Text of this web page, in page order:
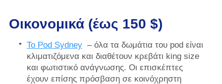
Οικονομικά (έως 150 $)
Το Pod Sydney– όλα τα δωμάτια του pod είναι
κλιματιζόμενα και διαθέτουν κρεβάτι king size
και φωτιστικό ανάγνωσης. Οι επισκέπτες
έχουν επίσης πρόσβαση σε κοινόχρηστη